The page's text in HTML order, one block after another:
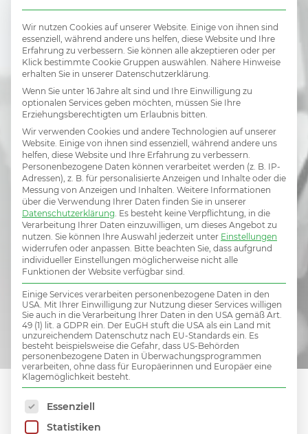
Kein
passender
Job dabei?
Hier initiativ bewerben und damit Teil des MiV
Talent Netzwerks werden.
INITIATIVBEWERBUNG
Wir nutzen Cookies auf unserer Website. Einige von ihnen sind
essenziell, während andere uns helfen, diese Website und Ihre
Erfahrung zu verbessern. Sie können alle akzeptieren oder per
Klick bestimmte Cookie Gruppen auswählen. Nähere Hinweise
erhalten Sie in unserer Datenschutzerklärung.
Wenn Sie unter 16 Jahre alt sind und Ihre Einwilligung zu
optionalen Services geben möchten, müssen Sie Ihre
Erziehungsberechtigten um Erlaubnis bitten.
Wir verwenden Cookies und andere Technologien auf unserer
Website. Einige von ihnen sind essenziell, während andere uns
helfen, diese Website und Ihre Erfahrung zu verbessern.
Personenbezogene Daten können verarbeitet werden (z. B. IP-
Adressen), z. B. für personalisierte Anzeigen und Inhalte oder die
Messung von Anzeigen und Inhalten. Weitere Informationen
über die Verwendung Ihrer Daten finden Sie in unserer
Datenschutzerklärung. Es besteht keine Verpflichtung, in die
Verarbeitung Ihrer Daten einzuwilligen, um dieses Angebot zu
nutzen. Sie können Ihre Auswahl jederzeit unter Einstellungen
widerrufen oder anpassen. Bitte beachten Sie, dass aufgrund
individueller Einstellungen möglicherweise nicht alle
Funktionen der Website verfügbar sind.
Einige Services verarbeiten personenbezogene Daten in den
USA. Mit Ihrer Einwilligung zur Nutzung dieser Services willigen
Sie auch in die Verarbeitung Ihrer Daten in den USA gemäß Art.
49 (1) lit. a GDPR ein. Der EuGH stuft die USA als ein Land mit
unzureichendem Datenschutz nach EU-Standards ein. Es
besteht beispielsweise die Gefahr, dass US-Behörden
personenbezogene Daten in Überwachungsprogrammen
verarbeiten, ohne dass für Europäerinnen und Europäer eine
Klagemöglichkeit besteht.
Es folgt eine Liste der Service-Gruppen, für die
Essenziell
Statistiken